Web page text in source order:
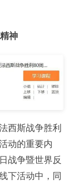
神
西斯战争胜利
动的重要内
战争暨世界反
下活动中，同